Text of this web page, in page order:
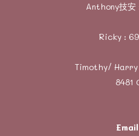
Anthony技安
Ricky :
Timothy/ Harry
8481